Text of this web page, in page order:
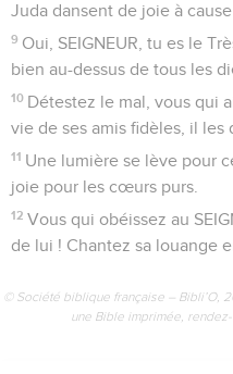
Juda dansent de joie à cause
9 Oui, SEIGNEUR, tu es le
bien au-dessus de tous les
10 Détestez le mal, vous qui
vie de ses amis fidèles, il les
11 Une lumière se lève pour
joie pour les cœurs purs.
12 Vous qui obéissez au
de lui ! Chantez sa louange
© Société biblique française – Bibli’O,
une Bible imprimée,